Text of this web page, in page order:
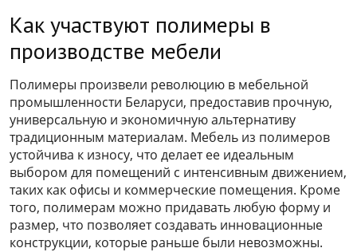
Как участвуют полимеры в
производстве мебели
Полимеры произвели революцию в мебельной
промышленности Беларуси, предоставив прочную,
универсальную и экономичную альтернативу
традиционным материалам. Мебель из полимеров
устойчива к износу, что делает ее идеальным
выбором для помещений с интенсивным движением,
таких как офисы и коммерческие помещения. Кроме
того, полимерам можно придавать любую форму и
размер, что позволяет создавать инновационные
конструкции, которые раньше были невозможны.